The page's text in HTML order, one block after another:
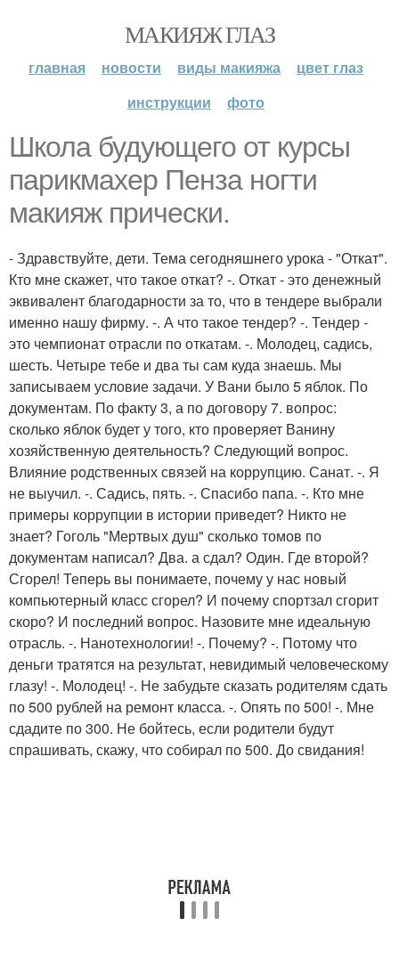
МАКИЯЖ ГЛАЗ
главная новости виды макияжа
цвет глаз
инструкции
фото
Школа будующего от курсы
парикмахер Пенза ногти
макияж прически.
- Здравствуйте, дети. Тема сегодняшнего урока - "Откат".
Кто мне скажет, что такое откат? -. Откат - это денежный
эквивалент благодарности за то, что в тендере выбрали
именно нашу фирму. -. А что такое тендер? -. Тендер -
это чемпионат отрасли по откатам. -. Молодец, садись,
шесть. Четыре тебе и два ты сам куда знаешь. Мы
записываем условие задачи. У Вани было 5 яблок. По
документам. По факту 3, а по договору 7. вопрос:
сколько яблок будет у того, кто проверяет Ванину
хозяйственную деятельность? Следующий вопрос.
Влияние родственных связей на коррупцию. Санат. -. Я
не выучил. -. Садись, пять. -. Спасибо папа. -. Кто мне
примеры коррупции в истории приведет? Никто не
знает? Гоголь "Мертвых душ" сколько томов по
документам написал? Два. а сдал? Один. Где второй?
Сгорел! Теперь вы понимаете, почему у нас новый
компьютерный класс сгорел? И почему спортзал сгорит
скоро? И последний вопрос. Назовите мне идеальную
отрасль. -. Нанотехнологии! -. Почему? -. Потому что
деньги тратятся на результат, невидимый человеческому
глазу! -. Молодец! -. Не забудьте сказать родителям сдать
по 500 рублей на ремонт класса. -. Опять по 500! -. Мне
сдадите по 300. Не бойтесь, если родители будут
спрашивать, скажу, что собирал по 500. До свидания!